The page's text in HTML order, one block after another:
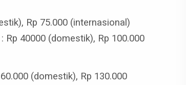
Rp 75.000 (internasional)
Rp 40000 (domestik), Rp 100.000
(domestik), Rp 130.000